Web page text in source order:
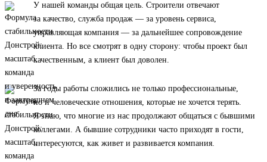
У нашей команды общая цель. Строители отвечают
за качество, служба продаж — за уровень сервиса,
управляющая компания — за дальнейшее сопровождение
клиента. Но все смотрят в одну сторону: чтобы проект был
качественным, а клиент был доволен.
За годы работы сложились не только профессиональные,
но и человеческие отношения, которые не хочется терять.
Я знаю, что многие из нас продолжают общаться с бывшими
коллегами. А бывшие сотрудники часто приходят в гости,
интересуются, как живет и развивается компания.